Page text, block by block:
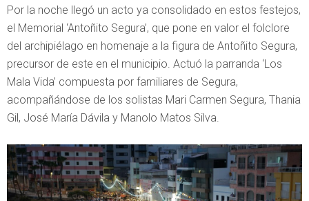
Por la noche llegó un acto ya consolidado en estos festejos,
el Memorial ‘Antoñito Segura’, que pone en valor el folclore
del archipiélago en homenaje a la figura de Antoñito Segura,
precursor de este en el municipio. Actuó la parranda ‘Los
Mala Vida’ compuesta por familiares de Segura,
acompañándose de los solistas Mari Carmen Segura, Thania
Gil, José María Dávila y Manolo Matos Silva.